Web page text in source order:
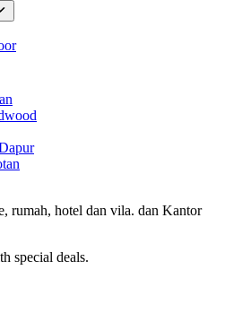
rumah, hotel dan vila. dan Kantor
special deals.